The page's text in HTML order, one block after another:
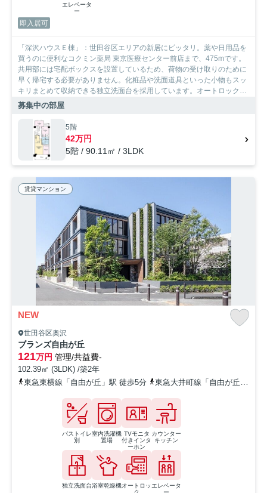
エレベータ
ー
即入居可
「深沢ハウスＥ棟」：世田谷区エリアの新居にピッタリ。薬や日用品を
買うのに便利なコクミン薬局 東京医療センター前店まで、475mです。
共用部には宅配ボックスを設置しているため、荷物の受け取りのために
早く帰宅する必要がありません。化粧品や洗面道具といった小物もスッ
キリまとめて収納できる独立洗面台を採用しています。オートロック付
き物件で、新生活を送りませんか。マンションタイプのお部屋です。世
ています。知識をあまりお持ちでない方にも親切にサポート致しますの
で、ぜひお部屋探しは当社にお任せ下さい。
募集中の部屋
5階
42万円
5階 / 90.11㎡ / 3LDK
賃貸マンション
NEW
世田谷区奥沢
ブランズ自由が丘
121万円 管理/共益費-
102.39㎡ (3LDK) /築2年
東急東横線「自由が丘」駅 徒歩5分
東急大井町線「自由が丘」駅 徒歩5分
バストイレ
別
室内洗濯機
置場
TVモニタ
付きインタ
ーホン
カウンター
キッチン
独立洗面台浴室乾燥機オートロッエレベータ